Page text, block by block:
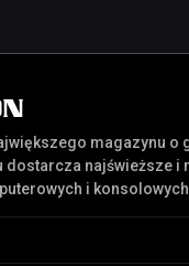
magazynu o
dostarcza najświeższe
i